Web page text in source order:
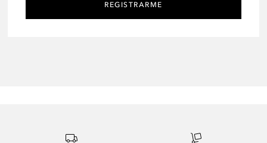
REGISTRARME